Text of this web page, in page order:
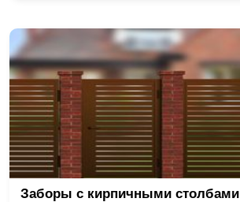
Заборы с кирпичными столбами